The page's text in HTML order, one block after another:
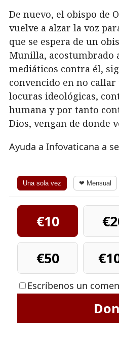
De nuevo, el obispo de
vuelve a alzar la voz
que se espera de un
Munilla, acostumbrado
mediáticos contra él,
convencido en no
locuras ideológicas,
humana y por tanto
Dios, vengan de donde
Ayuda a Infovaticana a
Una sola vez ❤ Mensual
€10
€50
Escríbenos un